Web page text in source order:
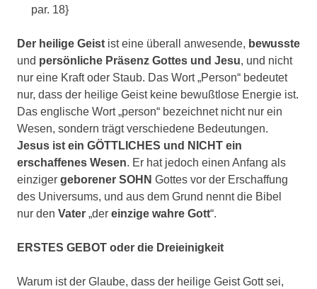
par. 18}
Der heilige Geist ist eine überall anwesende, bewusste
und persönliche Präsenz Gottes und Jesu, und nicht
nur eine Kraft oder Staub. Das Wort „Person“ bedeutet
nur, dass der heilige Geist keine bewußtlose Energie ist.
Das englische Wort „person“ bezeichnet nicht nur ein
Wesen, sondern trägt verschiedene Bedeutungen.
Jesus ist ein GÖTTLICHES und NICHT ein
erschaffenes Wesen. Er hat jedoch einen Anfang als
einziger geborener SOHN Gottes vor der Erschaffung
des Universums, und aus dem Grund nennt die Bibel
nur den Vater „der einzige wahre Gott“.
ERSTES GEBOT oder die Dreieinigkeit
Warum ist der Glaube, dass der heilige Geist Gott sei,